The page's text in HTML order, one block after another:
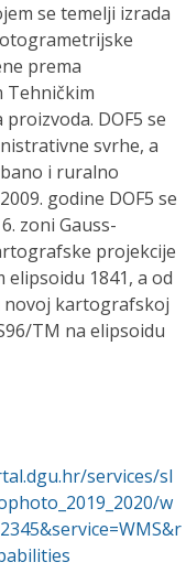
se temelji izrada
prema
Tehničkim
DOF5 se
svrhe, a
i ruralno
godine DOF5 se
zoni Gauss-
projekcije
elipsoidu 1841, a od
novoj kartografskoj
TM na elipsoidu
services/sl
w